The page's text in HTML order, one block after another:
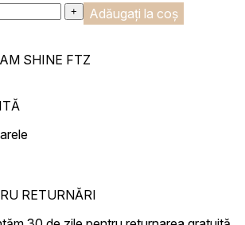
+ Adăugați la coș
SHINE FTZ
RETURNĂRI